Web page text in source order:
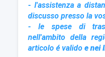
- l'assistenza a
discusso presso la
- le spese di
nell'ambito della
articolo é validoe nei